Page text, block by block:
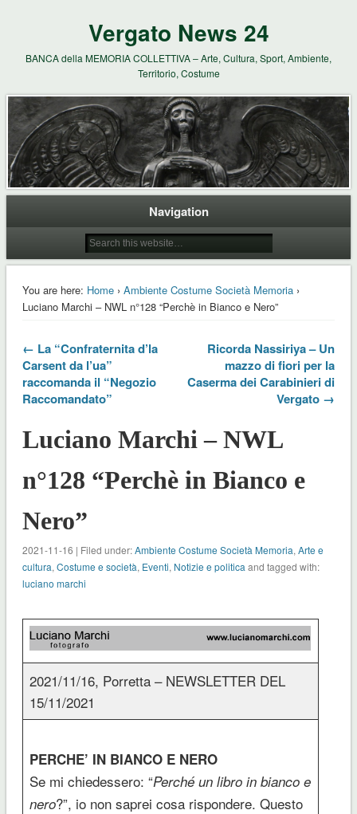
Vergato News 24
BANCA della MEMORIA COLLETTIVA – Arte, Cultura, Sport, Ambiente,
Territorio, Costume
Navigation
You are here: Home› Ambiente Costume Società Memoria›
Luciano Marchi – NWL n°128 “Perchè in Bianco e Nero”
← La “Confraternita d’la
Carsent da l’ua”
raccomanda il “Negozio
Raccomandato”
Ricorda Nassiriya – Un
mazzo di fiori per la
Caserma dei Carabinieri di
Vergato →
Luciano Marchi – NWL
n°128 “Perchè in Bianco e
Nero”
2021-11-16 | Filed under:Ambiente Costume Società Memoria, Arte e
cultura, Costume e società, Eventi, Notizie e politica and tagged with:
luciano marchi
2021/11/16, Porretta – NEWSLETTER DEL
15/11/2021
PERCHE’ IN BIANCO E NERO
Se mi chiedessero: “Perché un libro in bianco e
nero?”, io non saprei cosa rispondere. Questo